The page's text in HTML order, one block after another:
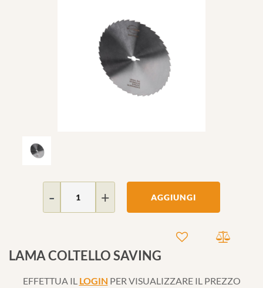
AGGIUNGI
LAMA COLTELLO SAVING
EFFETTUA IL LOGIN PER VISUALIZZARE IL PREZZO